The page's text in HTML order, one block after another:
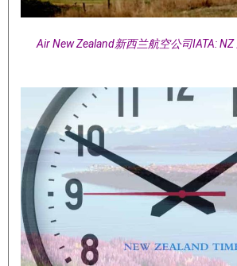
Air New Zealand新西兰航空公司IATA: